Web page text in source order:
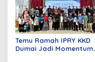
Temu Ramah IPRY KKD
Dumai Jadi Momentum